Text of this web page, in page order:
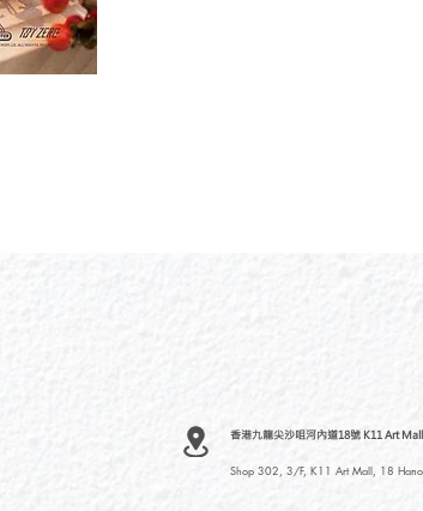
香港九龍尖沙咀河內道18號 K11 Art
Shop 302, 3/F, K11 Art Mall, 18 Hanoi